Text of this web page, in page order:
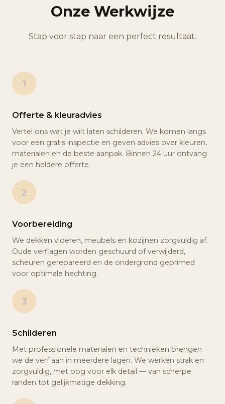
Onze Werkwijze
Stap voor stap naar een perfect resultaat.
1
Offerte & kleuradvies
Vertel ons wat je wilt laten schilderen. We komen langs
voor een gratis inspectie en geven advies over kleuren,
materialen en de beste aanpak. Binnen 24 uur ontvang
je een heldere offerte.
2
Voorbereiding
We dekken vloeren, meubels en kozijnen zorgvuldig af.
Oude verflagen worden geschuurd of verwijderd,
scheuren gerepareerd en de ondergrond geprimed
voor optimale hechting.
3
Schilderen
Met professionele materialen en technieken brengen
we de verf aan in meerdere lagen. We werken strak en
zorgvuldig, met oog voor elk detail — van scherpe
randen tot gelijkmatige dekking.